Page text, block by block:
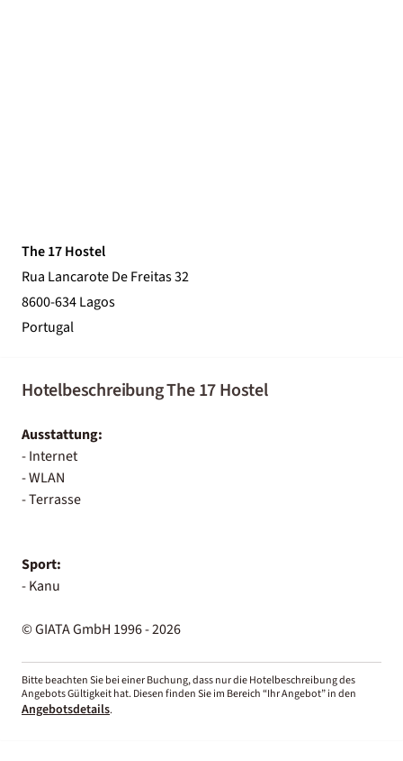
The 17 Hostel
Rua Lancarote De Freitas 32
8600-634 Lagos
Portugal
Hotelbeschreibung The 17 Hostel
Ausstattung:
- Internet
- WLAN
- Terrasse
Sport:
- Kanu
© GIATA GmbH 1996 - 2026
Bitte beachten Sie bei einer Buchung, dass nur die Hotelbeschreibung des
Angebots Gültigkeit hat. Diesen finden Sie im Bereich “Ihr Angebot” in den
Angebotsdetails.